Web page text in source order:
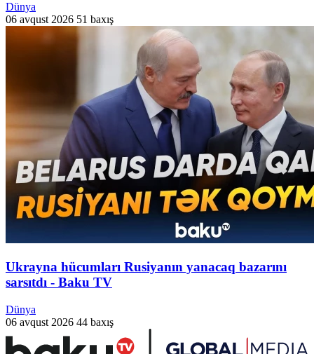
Dünya
06 avqust 2026 51 baxış
Ukrayna hücumları Rusiyanın yanacaq bazarını
sarsıtdı - Baku TV
Dünya
06 avqust 2026 44 baxış